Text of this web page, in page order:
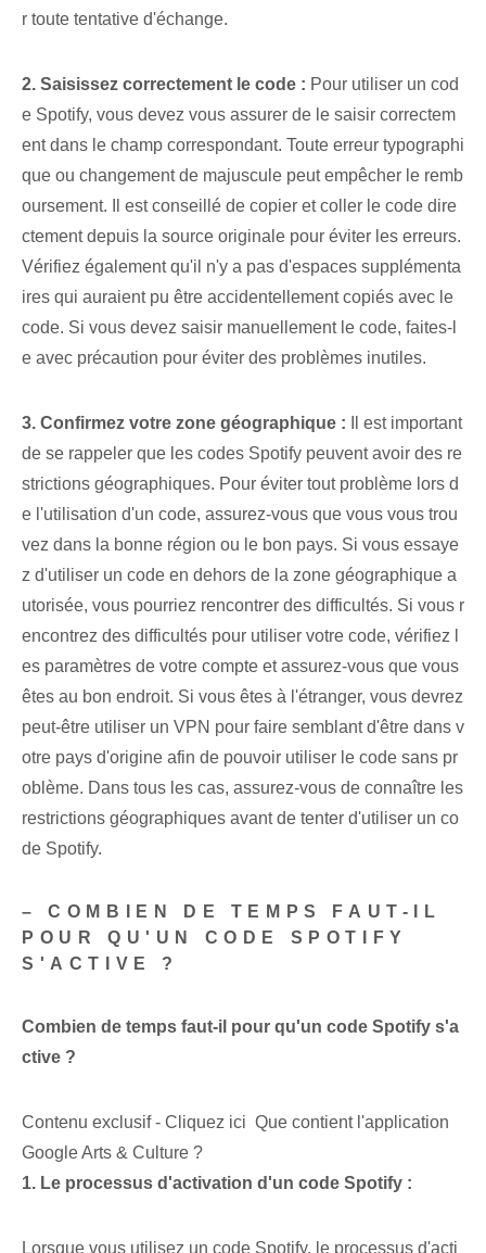
r toute tentative d'échange.
2. Saisissez correctement le code : Pour ⁢utiliser un cod
e Spotify, vous devez vous assurer⁢ de le saisir correctem
ent dans le⁢ champ correspondant. Toute erreur typographi
que ou changement de majuscule peut empêcher le remb
oursement. Il est conseillé de copier et coller le code dire
ctement depuis la source originale pour éviter les erreurs.
Vérifiez également qu'il n'y a pas d'espaces supplémenta
ires qui auraient pu être accidentellement copiés avec le
code. Si vous devez saisir manuellement le code, faites-l
e avec précaution pour éviter des problèmes inutiles.
3. Confirmez votre zone géographique : Il est important
de se rappeler que les codes Spotify peuvent avoir des re
strictions géographiques. Pour éviter tout problème lors d
e l'utilisation d'un code, assurez-vous que vous vous trou
vez dans la bonne région ou le bon pays. Si vous essaye
z d'utiliser un code en dehors de la zone géographique a
utorisée, vous pourriez rencontrer des difficultés. Si vous r
encontrez des difficultés pour utiliser votre code, vérifiez l
es paramètres de votre compte et assurez-vous que vous
êtes au bon endroit. Si vous êtes à l'étranger, vous devrez
peut-être utiliser un VPN pour faire semblant d'être dans v
otre pays d'origine afin de pouvoir utiliser le code sans pr
oblème. Dans tous les cas, assurez-vous de connaître les
restrictions géographiques avant de tenter d'utiliser un co
de Spotify.
– COMBIEN DE TEMPS FAUT-IL
POUR QU'UN CODE SPOTIFY
S'ACTIVE ?
Combien de temps faut-il pour qu'un code Spotify s'a
ctive ?
Contenu exclusif - Cliquez ici Que contient l'application
Google Arts & Culture ?
1. Le processus d'activation d'un code Spotify⁤ :
Lorsque vous utilisez un code Spotify, le processus d'acti